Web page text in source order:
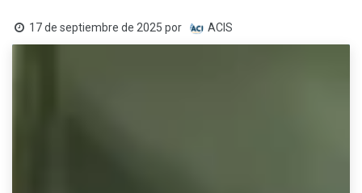
17 de septiembre de 2025 por ACIS